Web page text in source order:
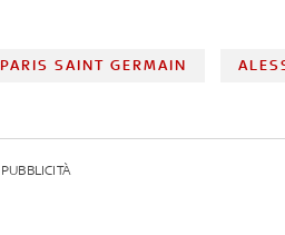
PARIS SAINT GERMAIN
PUBBLICITÀ